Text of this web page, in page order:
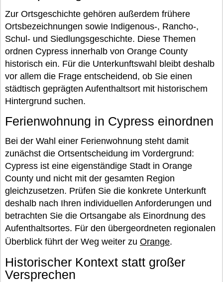
Zur Ortsgeschichte gehören außerdem frühere
Ortsbezeichnungen sowie Indigenous-, Rancho-,
Schul- und Siedlungsgeschichte. Diese Themen
ordnen Cypress innerhalb von Orange County
historisch ein. Für die Unterkunftswahl bleibt deshalb
vor allem die Frage entscheidend, ob Sie einen
städtisch geprägten Aufenthaltsort mit historischem
Hintergrund suchen.
Ferienwohnung in Cypress einordnen
Bei der Wahl einer Ferienwohnung steht damit
zunächst die Ortsentscheidung im Vordergrund:
Cypress ist eine eigenständige Stadt in Orange
County und nicht mit der gesamten Region
gleichzusetzen. Prüfen Sie die konkrete Unterkunft
deshalb nach Ihren individuellen Anforderungen und
betrachten Sie die Ortsangabe als Einordnung des
Aufenthaltsortes. Für den übergeordneten regionalen
Überblick führt der Weg weiter zu Orange.
Historischer Kontext statt großer
Versprechen